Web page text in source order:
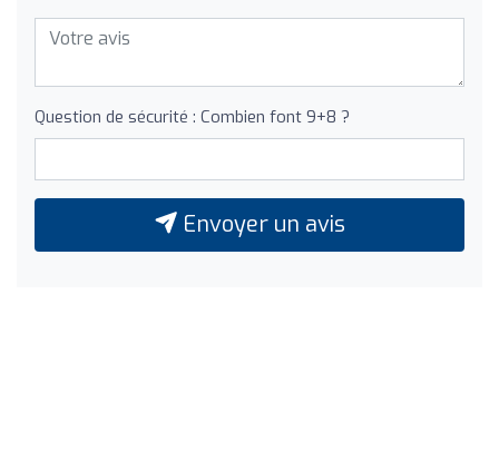
Question de sécurité : Combien font 9+8 ?
Envoyer un avis